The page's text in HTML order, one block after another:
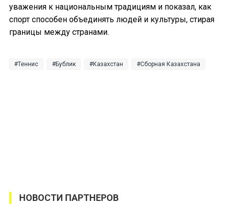
уважения к национальным традициям и показал, как
спорт способен объединять людей и культуры, стирая
границы между странами.
Теннис Бублик Казахстан Сборная Казахстана
НОВОСТИ ПАРТНЕРОВ